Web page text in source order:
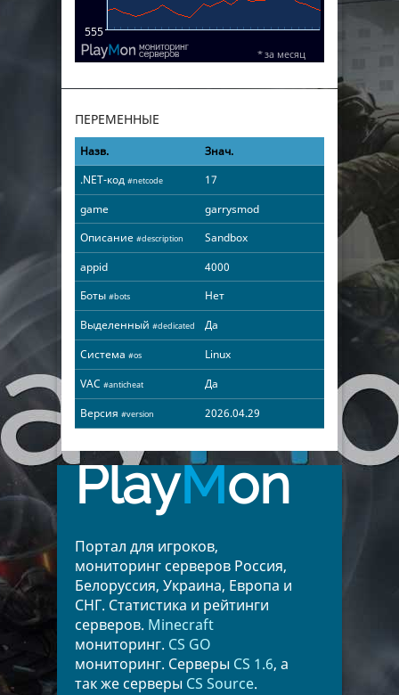
ПЕРЕМЕННЫЕ
Назв.
Знач.
.NET-код #netcode
17
game
garrysmod
Описание #description
Sandbox
appid
4000
Боты #bots
Нет
Выделенный #dedicated
Да
Система #os
Linux
VAC #anticheat
Да
Версия #version 2026.04.29
PlayMon
Портал для игроков,
мониторинг серверов Россия,
Белоруссия, Украина, Европа и
СНГ. Статистика и рейтинги
серверов. Minecraft
мониторинг. CS GO
мониторинг. Серверы CS 1.6, а
так же серверы CS Source.